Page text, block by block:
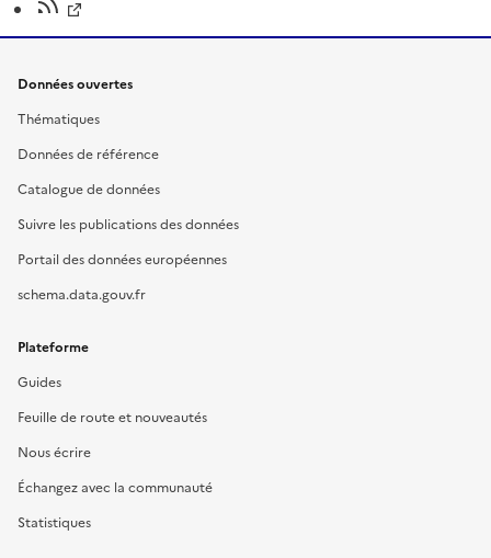
Données ouvertes
Thématiques
Données de référence
Catalogue de données
Suivre les publications des données
Portail des données européennes
schema.data.gouv.fr
Plateforme
Guides
Feuille de route et nouveautés
Nous écrire
Échangez avec la communauté
Statistiques